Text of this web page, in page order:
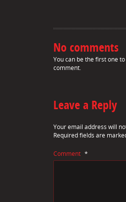
No comments
You can be the first one
comment.
Leave a Reply
Your email address will
Required fields are
Comment *